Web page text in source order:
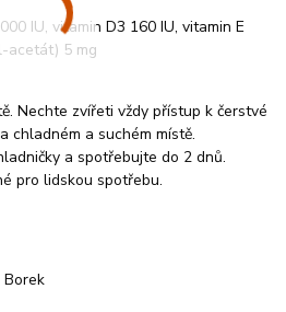
IU, vitamin D3 160 IU, vitamin E
acetát) 5 mg
Nechte zvířeti vždy přístup k čerstvé
chladném a suchém místě.
a spotřebujte do 2 dnů.
pro lidskou spotřebu.
Borek